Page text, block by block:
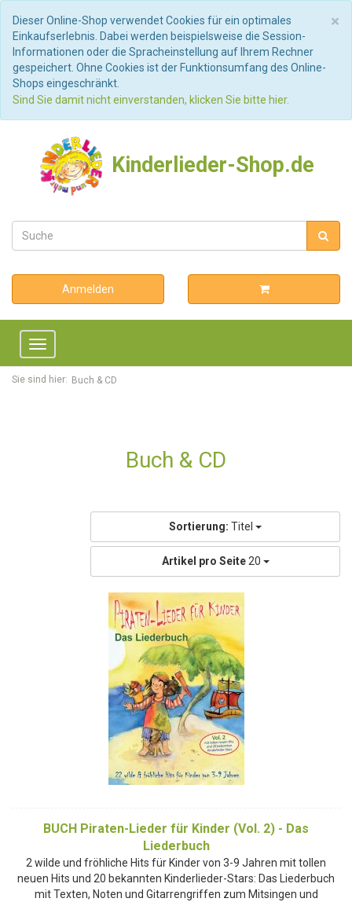
×
Dieser Online-Shop verwendet Cookies für ein optimales
Einkaufserlebnis. Dabei werden beispielsweise die Session-
Informationen oder die Spracheinstellung auf Ihrem Rechner
gespeichert. Ohne Cookies ist der Funktionsumfang des Online-
Shops eingeschränkt.
Sind Sie damit nicht einverstanden, klicken Sie bitte hier.
Kinderlieder-Shop.de
Anmelden
Toggle
navigation
Sie sind hier: Buch & CD
Buch & CD
Sortierung: Titel
Artikel pro Seite 20
BUCH Piraten-Lieder für Kinder (Vol. 2) - Das
Liederbuch
2 wilde und fröhliche Hits für Kinder von 3-9 Jahren mit tollen
neuen Hits und 20 bekannten Kinderlieder-Stars: Das Liederbuch
mit Texten, Noten und Gitarrengriffen zum Mitsingen und